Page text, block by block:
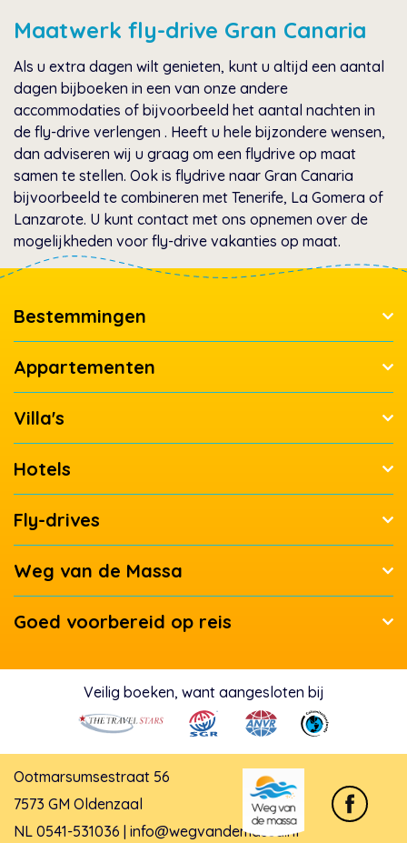
Maatwerk fly-drive Gran Canaria
Als u extra dagen wilt genieten, kunt u altijd een aantal
dagen bijboeken in een van onze andere
accommodaties of bijvoorbeeld het aantal nachten in
de fly-drive verlengen . Heeft u hele bijzondere wensen,
dan adviseren wij u graag om een flydrive op maat
samen te stellen. Ook is flydrive naar Gran Canaria
bijvoorbeeld te combineren met Tenerife, La Gomera of
Lanzarote. U kunt contact met ons opnemen over de
mogelijkheden voor fly-drive vakanties op maat.
Bestemmingen
Appartementen
Villa's
Hotels
Fly-drives
Weg van de Massa
Goed voorbereid op reis
Veilig boeken, want aangesloten bij
Ootmarsumsestraat 56
7573 GM Oldenzaal
NL 0541-531036 | info@wegvandemassa.nl